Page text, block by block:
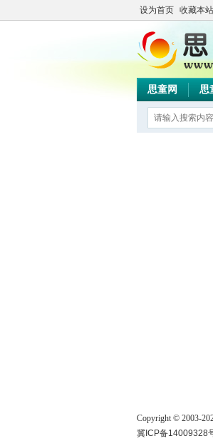
设为首页 收藏本站
思童网 思
Copyright © 2003-
冀ICP备14009328